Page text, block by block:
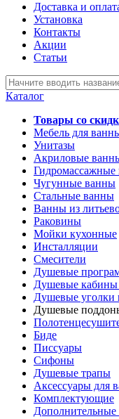
Доставка и
Установка
Контакты
Акции
Статьи
Каталог
Товары со
Мебель для
Унитазы
Акриловые
Чугунные ванны
Стальные ванны
Ванны из
Раковины
Мойки кухонные
Инсталляции
Смесители
Душевые
Душевые кабины
Душевые уголки
Душевые
Биде
Писсуары
Сифоны
Душевые трапы
Аксессуары для
Комплектующие